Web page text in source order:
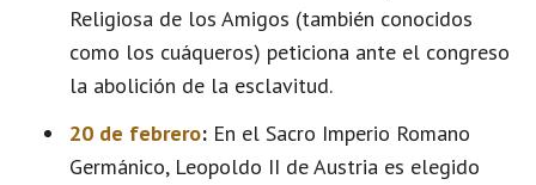
Religiosa de los Amigos (también conocidos
como los cuáqueros) peticiona ante el congreso
la abolición de la esclavitud.
20 de febrero: En el Sacro Imperio Romano
Germánico, Leopoldo II de Austria es elegido